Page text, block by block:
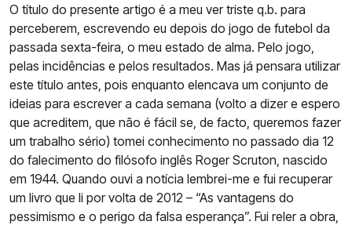
O título do presente artigo é a meu ver triste q.b. para
perceberem, escrevendo eu depois do jogo de futebol da
passada sexta-feira, o meu estado de alma. Pelo jogo,
pelas incidências e pelos resultados. Mas já pensara utilizar
este título antes, pois enquanto elencava um conjunto de
ideias para escrever a cada semana (volto a dizer e espero
que acreditem, que não é fácil se, de facto, queremos fazer
um trabalho sério) tomei conhecimento no passado dia 12
do falecimento do filósofo inglês Roger Scruton, nascido
em 1944. Quando ouvi a notícia lembrei-me e fui recuperar
um livro que li por volta de 2012 – “As vantagens do
pessimismo e o perigo da falsa esperança”. Fui reler a obra,